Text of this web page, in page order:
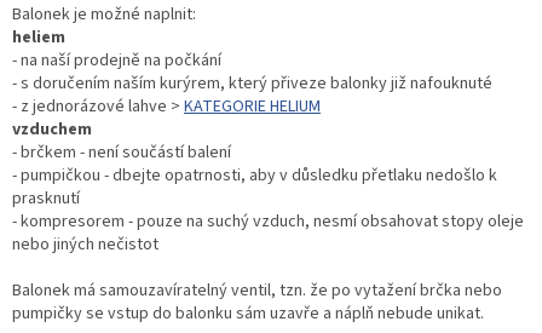
Balonek je možné naplnit:
heliem
- na naší prodejně na počkání
- s doručením naším kurýrem, který přiveze balonky již nafouknuté
- z jednorázové lahve > KATEGORIE HELIUM
vzduchem
- brčkem - není součástí balení
- pumpičkou - dbejte opatrnosti, aby v důsledku přetlaku nedošlo k
prasknutí
- kompresorem - pouze na suchý vzduch, nesmí obsahovat stopy oleje
nebo jiných nečistot
Balonek má samouzavíratelný ventil, tzn. že po vytažení brčka nebo
pumpičky se vstup do balonku sám uzavře a náplň nebude unikat.